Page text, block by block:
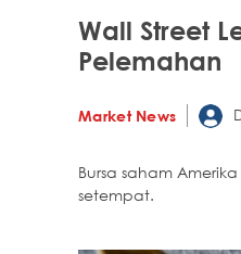
Wall Street
Pelemahan
Market News
Bursa saham
setempat.